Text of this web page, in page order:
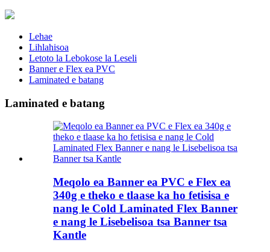
Lehae
Lihlahisoa
Letoto la Lebokose la Leseli
Banner e Flex ea PVC
Laminated e batang
Laminated e batang
Meqolo ea Banner ea PVC e Flex ea
340g e theko e tlaase ka ho fetisisa e
nang le Cold Laminated Flex Banner
e nang le Lisebelisoa tsa Banner tsa
Kantle